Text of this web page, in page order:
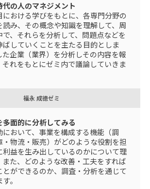
の人のマネジメント
おける学びをもとに、各専門分野の
み、その概念や知識を理解して、周
、それらを分析して、問題点などを
ばしていくことを主たる目的としま
た企業（業界）を分析しその内容を報
れをもとにゼミ内で議論していきま
福永 成徳ゼミ
面的に分析してみる
おいて、事業を構成する機能（調
・物流・販売）がどのような役割を担
利益を生み出しているのかについて理
た、どのような改善・工夫をすれば
ができるのか、調査・分析を通じて
。